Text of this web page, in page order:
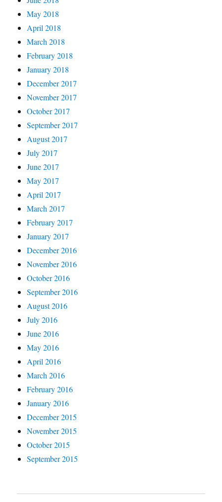
May 2018
April 2018
March 2018
February 2018
January 2018
December 2017
November 2017
October 2017
September 2017
August 2017
July 2017
June 2017
May 2017
April 2017
March 2017
February 2017
January 2017
December 2016
November 2016
October 2016
September 2016
August 2016
July 2016
June 2016
May 2016
April 2016
March 2016
February 2016
January 2016
December 2015
November 2015
October 2015
September 2015